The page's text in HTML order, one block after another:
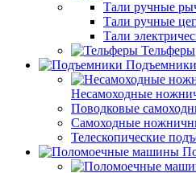
Тали ручные
Тали ручные
Тали
Тельферы
Подъемники
Несамоходные
Поводковые
Самоходные
Телескопические